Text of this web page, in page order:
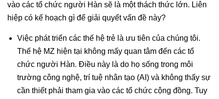
vào các tổ chức người Hàn sẽ là một thách thức lớn. Liên
hiệp có kế hoạch gì để giải quyết vấn đề này?
Việc phát triển các thế hệ trẻ là ưu tiên của chúng tôi.
Thế hệ MZ hiện tại không mấy quan tâm đến các tổ
chức người Hàn. Điều này là do họ sống trong môi
trường công nghệ, trí tuệ nhân tạo (AI) và không thấy sự
cần thiết phải tham gia vào các tổ chức cộng đồng. Tuy